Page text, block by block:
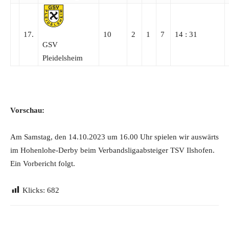
17.
GSV
Pleidelsheim
10 2 1 7 14 : 31
Vorschau:
Am Samstag, den 14.10.2023 um 16.00 Uhr spielen wir auswärts
im Hohenlohe-Derby beim Verbandsligaabsteiger TSV Ilshofen.
Ein Vorbericht folgt.
Klicks: 682